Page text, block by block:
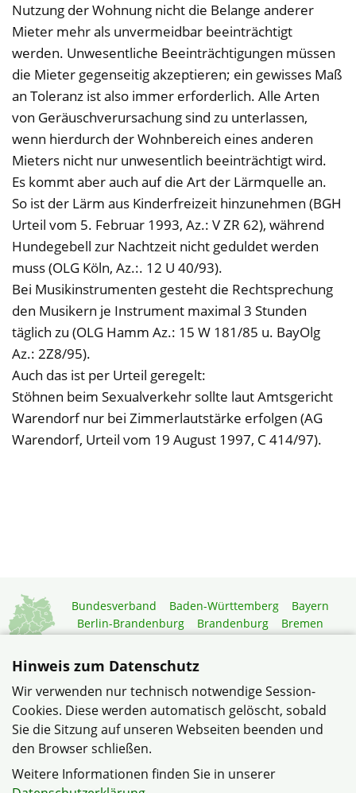
Nutzung der Wohnung nicht die Belange anderer
Mieter mehr als unvermeidbar beeinträchtigt
werden. Unwesentliche Beeinträchtigungen müssen
die Mieter gegenseitig akzeptieren; ein gewisses Maß
an Toleranz ist also immer erforderlich. Alle Arten
von Geräuschverursachung sind zu unterlassen,
wenn hierdurch der Wohnbereich eines anderen
Mieters nicht nur unwesentlich beeinträchtigt wird.
Es kommt aber auch auf die Art der Lärmquelle an.
So ist der Lärm aus Kinderfreizeit hinzunehmen (BGH
Urteil vom 5. Februar 1993, Az.: V ZR 62), während
Hundegebell zur Nachtzeit nicht geduldet werden
muss (OLG Köln, Az.:. 12 U 40/93).
Bei Musikinstrumenten gesteht die Rechtsprechung
den Musikern je Instrument maximal 3 Stunden
täglich zu (OLG Hamm Az.: 15 W 181/85 u. BayOlg
Az.: 2Z8/95).
Auch das ist per Urteil geregelt:
Stöhnen beim Sexualverkehr sollte laut Amtsgericht
Warendorf nur bei Zimmerlautstärke erfolgen (AG
Warendorf, Urteil vom 19 August 1997, C 414/97).
Bundesverband Baden-Württemberg
Bayern
Berlin-Brandenburg
Brandenburg
Bremen
Niedersachsen
Rheinland-Pfalz
Saarland
Sachsen-Anhalt
Schleswig-Holstein
Thüringen
Mitgliedermagazin
Gartenberatung
© Verband Wohneigentum Hessen e. V.
Hinweis zum Datenschutz
Wir verwenden nur technisch notwendige Session-
Cookies. Diese werden automatisch gelöscht, sobald
Sie die Sitzung auf unseren Webseiten beenden und
den Browser schließen.
Weitere Informationen finden Sie in unserer